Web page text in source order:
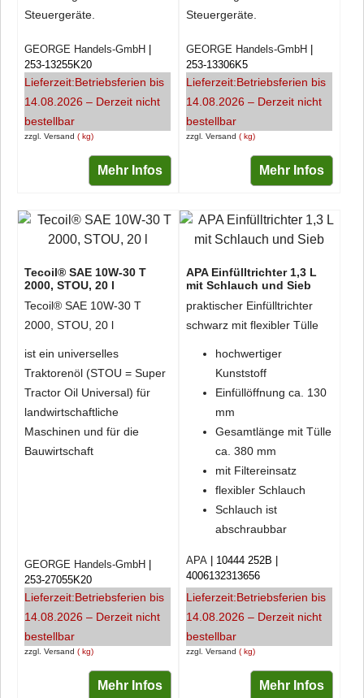
Steuergeräte.
zzgl. Versand kg
GEORGE Handels-GmbH
253-13255K20
Lieferzeit:Betriebsferien bis
14.08.2026 – Derzeit nicht
bestellbar
Mehr Infos
Steuergeräte.
zzgl. Versand kg
GEORGE Handels-GmbH
253-13306K5
Lieferzeit:Betriebsferien bis
14.08.2026 – Derzeit nicht
bestellbar
Mehr Infos
Tecoil® SAE 10W-30 T
2000, STOU, 20 l
Tecoil® SAE 10W-30 T
2000, STOU, 20 l
ist ein universelles
Traktorenöl (STOU = Super
Tractor Oil Universal) für
landwirtschaftliche
Maschinen und für die
Bauwirtschaft
zzgl. Versand kg
GEORGE Handels-GmbH
253-27055K20
Lieferzeit:Betriebsferien bis
14.08.2026 – Derzeit nicht
bestellbar
Mehr Infos
APA Einfülltrichter 1,3 L
mit Schlauch und Sieb
praktischer Einfülltrichter
schwarz mit flexibler Tülle
hochwertiger
Kunststoff
Einfüllöffnung ca. 130
mm
Gesamtlänge mit Tülle
ca. 380 mm
mit Filtereinsatz
flexibler Schlauch
Schlauch ist
abschraubbar
zzgl. Versand kg
APA
10444 252B
4006132313656
Lieferzeit:Betriebsferien bis
14.08.2026 – Derzeit nicht
bestellbar
Mehr Infos